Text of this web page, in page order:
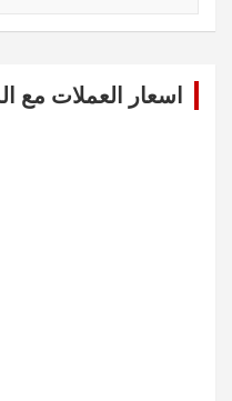
اسعار العملات مع